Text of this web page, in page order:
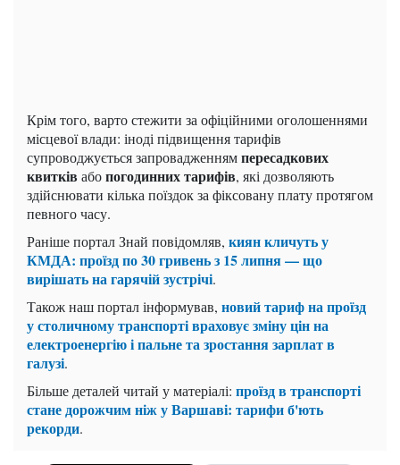
Крім того, варто стежити за офіційними оголошеннями
місцевої влади: іноді підвищення тарифів
супроводжується запровадженнямпересадкових
квитків абопогодинних тарифів, які дозволяють
здійснювати кілька поїздок за фіксовану плату протягом
певного часу.
Раніше портал Знай повідомляв, киян кличуть у
КМДА: проїзд по 30 гривень з 15 липня — що
вирішать на гарячій зустрічі.
Також наш портал інформував, новий тариф на проїзд
у столичному транспорті враховує зміну цін на
електроенергію і пальне та зростання зарплат в
галузі.
Більше деталей читай у матеріалі: проїзд в транспорті
стане дорожчим ніж у Варшаві: тарифи б'ють
рекорди.